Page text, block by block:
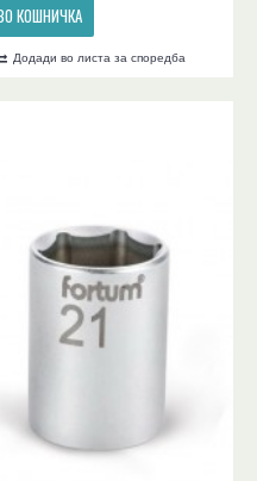
КОШНИЧКА
Додади во листа за споредба